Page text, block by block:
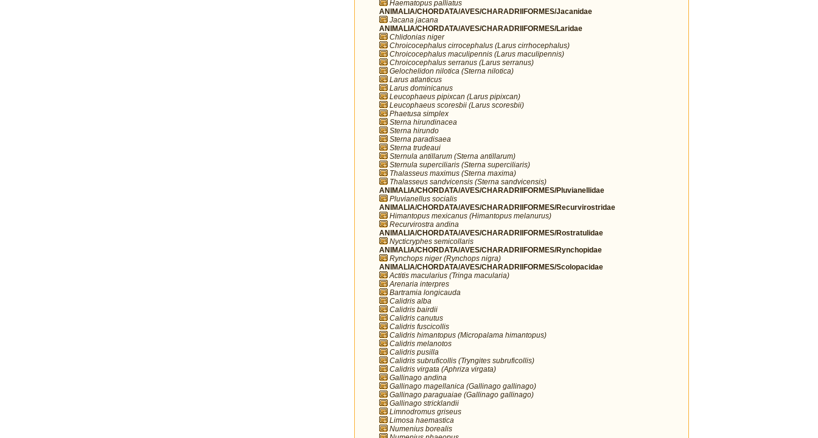
Haematopus palliatus
ANIMALIA/CHORDATA/AVES/CHARADRIIFORMES/Jacanidae
Jacana jacana
ANIMALIA/CHORDATA/AVES/CHARADRIIFORMES/Laridae
Chlidonias niger
Chroicocephalus cirrocephalus (Larus cirrhocephalus)
Chroicocephalus maculipennis (Larus maculipennis)
Chroicocephalus serranus (Larus serranus)
Gelochelidon nilotica (Sterna nilotica)
Larus atlanticus
Larus dominicanus
Leucophaeus pipixcan (Larus pipixcan)
Leucophaeus scoresbii (Larus scoresbii)
Phaetusa simplex
Sterna hirundinacea
Sterna hirundo
Sterna paradisaea
Sterna trudeaui
Sternula antillarum (Sterna antillarum)
Sternula superciliaris (Sterna superciliaris)
Thalasseus maximus (Sterna maxima)
Thalasseus sandvicensis (Sterna sandvicensis)
ANIMALIA/CHORDATA/AVES/CHARADRIIFORMES/Pluvianellidae
Pluvianellus socialis
ANIMALIA/CHORDATA/AVES/CHARADRIIFORMES/Recurvirostridae
Himantopus mexicanus (Himantopus melanurus)
Recurvirostra andina
ANIMALIA/CHORDATA/AVES/CHARADRIIFORMES/Rostratulidae
Nycticryphes semicollaris
ANIMALIA/CHORDATA/AVES/CHARADRIIFORMES/Rynchopidae
Rynchops niger (Rynchops nigra)
ANIMALIA/CHORDATA/AVES/CHARADRIIFORMES/Scolopacidae
Actitis macularius (Tringa macularia)
Arenaria interpres
Bartramia longicauda
Calidris alba
Calidris bairdii
Calidris canutus
Calidris fuscicollis
Calidris himantopus (Micropalama himantopus)
Calidris melanotos
Calidris pusilla
Calidris subruficollis (Tryngites subruficollis)
Calidris virgata (Aphriza virgata)
Gallinago andina
Gallinago magellanica (Gallinago gallinago)
Gallinago paraguaiae (Gallinago gallinago)
Gallinago stricklandii
Limnodromus griseus
Limosa haemastica
Numenius borealis